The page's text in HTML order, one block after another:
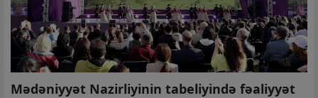
Mədəniyyət Nazirliyinin tabeliyində fəaliyyət